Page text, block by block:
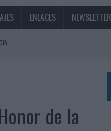
ENLACES NEWSLETTER
EL CRECIMIENTO
de la